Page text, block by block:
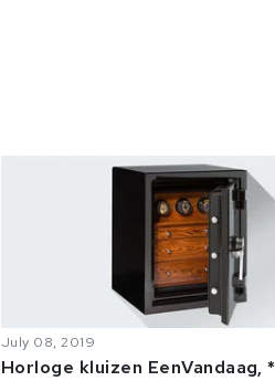
July 08, 2019
Horloge kluizen EenVandaag, *